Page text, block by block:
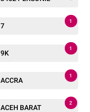
7
1
9K
1
ACCRA
1
ACEH BARAT
2